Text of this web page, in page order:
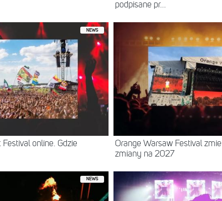
podpisane pr...
NEWS
online. Gdzie
Orange Warsaw Festival
zmiany na 2027
NEWS